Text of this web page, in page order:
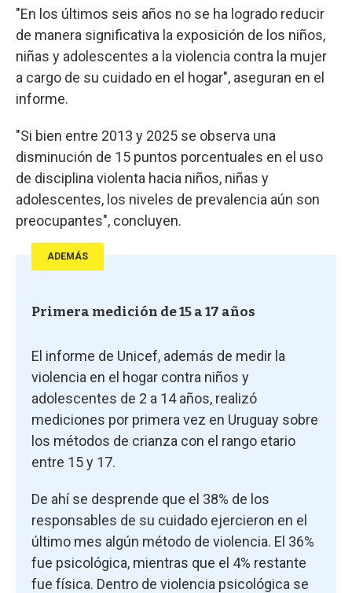
"En los últimos seis años no se ha logrado reducir
de manera significativa la exposición de los niños,
niñas y adolescentes a la violencia contra la mujer
a cargo de su cuidado en el hogar", aseguran en el
informe.
"Si bien entre 2013 y 2025 se observa una
disminución de 15 puntos porcentuales en el uso
de disciplina violenta hacia niños, niñas y
adolescentes, los niveles de prevalencia aún son
preocupantes", concluyen.
ADEMÁS
Primera medición de 15 a 17 años
El informe de Unicef, además de medir la
violencia en el hogar contra niños y
adolescentes de 2 a 14 años, realizó
mediciones por primera vez en Uruguay sobre
los métodos de crianza con el rango etario
entre 15 y 17.
De ahí se desprende que el 38% de los
responsables de su cuidado ejercieron en el
último mes algún método de violencia. El 36%
fue psicológica, mientras que el 4% restante
fue física. Dentro de violencia psicológica se